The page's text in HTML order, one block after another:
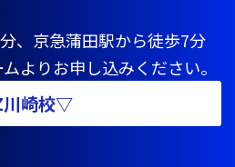
、京急蒲田駅から徒歩7分
よりお申し込みください。
崎校▽